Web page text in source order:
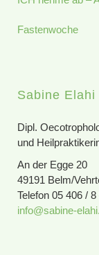
Fastenwoche
Sabine Elahi
Dipl.
und
An der Egge 20
49191 Belm/
Telefon 05 406 /
info@sabine-